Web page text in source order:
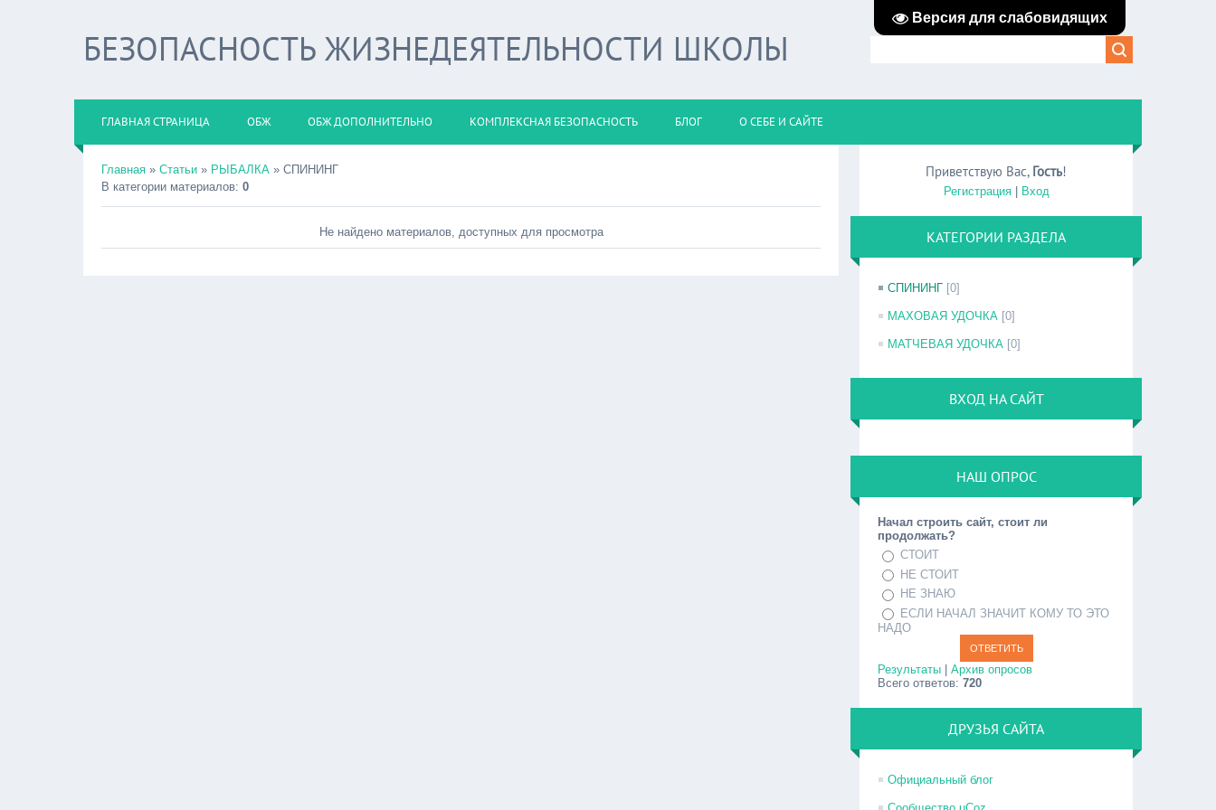
Версия для слабовидящих
БЕЗОПАСНОСТЬ ЖИЗНЕДЕЯТЕЛЬНОСТИ ШКОЛЫ
ГЛАВНАЯ СТРАНИЦА ОБЖ ОБЖ ДОПОЛНИТЕЛЬНО КОМПЛЕКСНАЯ БЕЗОПАСНОСТЬ БЛОГ О СЕБЕ И САЙТЕ
Главная » Статьи » РЫБАЛКА » СПИНИНГ
В категории материалов: 0
Не найдено материалов, доступных для просмотра
Приветствую Вас, Гость!
Регистрация| Вход
КАТЕГОРИИ РАЗДЕЛА
СПИНИНГ [0]
МАХОВАЯ УДОЧКА [0]
МАТЧЕВАЯ УДОЧКА [0]
ВХОД НА САЙТ
НАШ ОПРОС
Начал строить сайт, стоит ли
продолжать?
СТОИТ
НЕ СТОИТ
НЕ ЗНАЮ
ЕСЛИ НАЧАЛ ЗНАЧИТ КОМУ ТО ЭТО
НАДО
Результаты |Архив опросов
Всего ответов:720
ДРУЗЬЯ САЙТА
Официальный блог